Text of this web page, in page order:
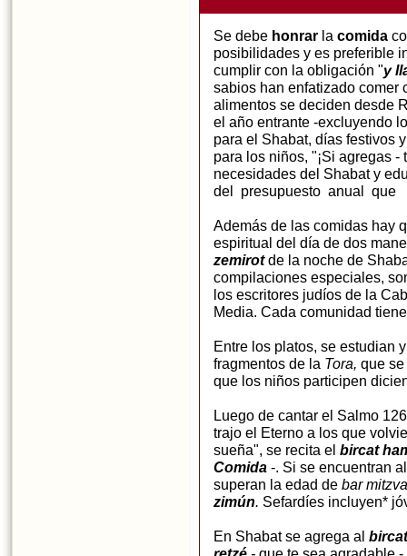
Se debe honrar la comida
posibilidades y es preferible
cumplir con la obligación "y
sabios han enfatizado comer
alimentos se deciden desde
el año entrante -excluyendo
para el Shabat, días festivos
para los niños, "¡Si agregas
necesidades del Shabat y
del presupuesto anual que
Además de las comidas hay
espiritual del día de dos
zemirot de la noche de
compilaciones especiales,
los escritores judíos de la
Media. Cada comunidad
Entre los platos, se estudian
fragmentos de la Tora, que
que los niños participen
Luego de cantar el Salmo
trajo el Eterno a los que
sueña", se recita el bircat
Comida -. Si se encuentran
superan la edad de bar
zimún. Sefardíes incluyen*
En Shabat se agrega al